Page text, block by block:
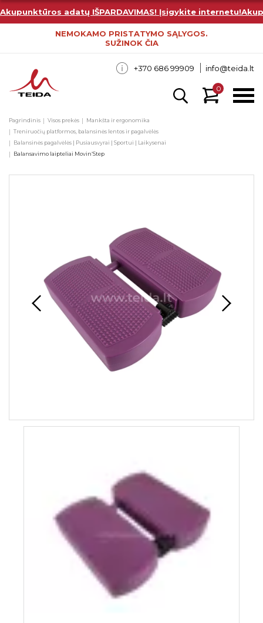
Akupunktūros adatų IŠPARDAVIMAS! Įsigykite internetu!
NEMOKAMO PRISTATYMO SĄLYGOS.
SUŽINOK ČIA
0
+370 686 99909 info@teida.lt
Pagrindinis Visos prekės
Mankšta ir ergonomika
Treniruočių platformos, balansinės lentos ir pagalvėlės
Balansinės pagalvėlės | Pusiausvyrai | Sportui | Laikysenai
Balansavimo laipteliai Movin‘Step